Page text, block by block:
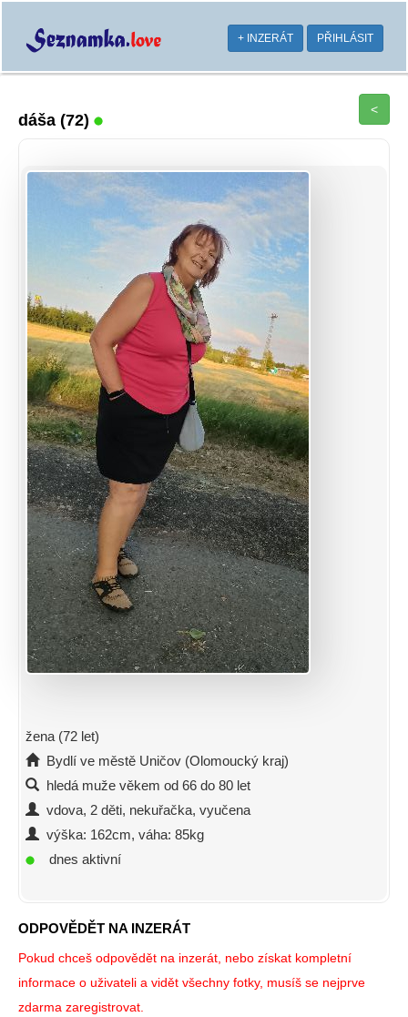
+ INZERÁT PŘIHLÁSIT
dáša (72)
<
žena (72 let)
Bydlí ve městě Uničov (Olomoucký kraj)
hledá muže věkem od 66 do 80 let
vdova, 2 děti, nekuřačka, vyučena
výška: 162cm, váha: 85kg
dnes aktivní
ODPOVĚDĚT NA INZERÁT
Pokud chceš odpovědět na inzerát, nebo získat kompletní
informace o uživateli a vidět všechny fotky, musíš se nejprve
zdarma zaregistrovat.